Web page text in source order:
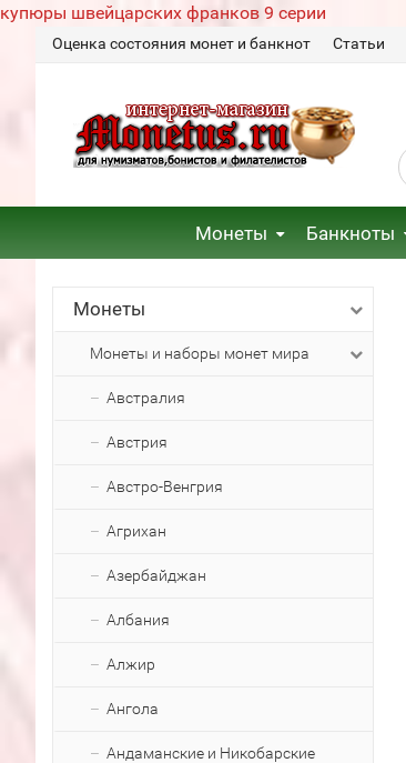
купюры швейцарских франков 9 серии
Оценка состояния монет и банкнот Статьи
Монеты Банкноты
Монеты
Монеты и наборы монет мира
Австралия
Австрия
Австро-Венгрия
Агрихан
Азербайджан
Албания
Алжир
Ангола
Андаманские и Никобарские